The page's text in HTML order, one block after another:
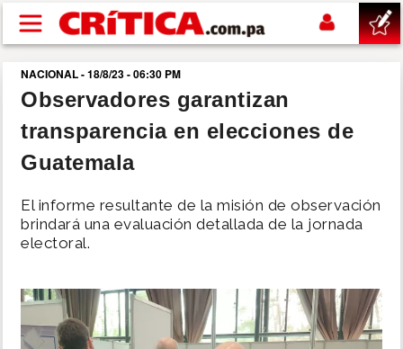
Pasar al contenido principal
buscar
SUCESOS
POLÍTICA
DEPORTES
NACIONAL - 18/8/23 - 06:30 PM
Observadores garantizan
transparencia en elecciones de
Guatemala
El informe resultante de la misión de observación
brindará una evaluación detallada de la jornada
electoral.